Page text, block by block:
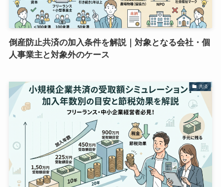
倒産防止共済の加入条件を解説｜対象となる会社・個
人事業主と対象外のケース
共済